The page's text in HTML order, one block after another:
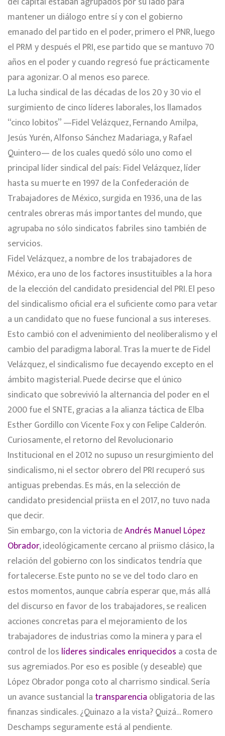
mantener un diálogo entre sí y con el gobierno
emanado del partido en el poder, primero el PNR, luego
el PRM y después el PRI, ese partido que se mantuvo 70
años en el poder y cuando regresó fue prácticamente
para agonizar. O al menos eso parece.
La lucha sindical de las décadas de los 20 y 30 vio el
surgimiento de cinco líderes laborales, los llamados
“cinco lobitos” —Fidel Velázquez, Fernando Amilpa,
Jesús Yurén, Alfonso Sánchez Madariaga, y Rafael
Quintero— de los cuales quedó sólo uno como el
principal líder sindical del país: Fidel Velázquez, líder
hasta su muerte en 1997 de la Confederación de
Trabajadores de México, surgida en 1936, una de las
centrales obreras más importantes del mundo, que
agrupaba no sólo sindicatos fabriles sino también de
servicios.
Fidel Velázquez, a nombre de los trabajadores de
México, era uno de los factores insustituibles a la hora
de la elección del candidato presidencial del PRI. El peso
del sindicalismo oficial era el suficiente como para vetar
a un candidato que no fuese funcional a sus intereses.
Esto cambió con el advenimiento del neoliberalismo y el
cambio del paradigma laboral. Tras la muerte de Fidel
Velázquez, el sindicalismo fue decayendo excepto en el
ámbito magisterial. Puede decirse que el único
sindicato que sobrevivió la alternancia del poder en el
2000 fue el SNTE, gracias a la alianza táctica de Elba
Esther Gordillo con Vicente Fox y con Felipe Calderón.
Curiosamente, el retorno del Revolucionario
Institucional en el 2012 no supuso un resurgimiento del
sindicalismo, ni el sector obrero del PRI recuperó sus
antiguas prebendas. Es más, en la selección de
candidato presidencial priista en el 2017, no tuvo nada
que decir.
Sin embargo, con la victoria deAndrés Manuel López
Obrador, ideológicamente cercano al priismo clásico, la
relación del gobierno con los sindicatos tendría que
fortalecerse. Este punto no se ve del todo claro en
estos momentos, aunque cabría esperar que, más allá
del discurso en favor de los trabajadores, se realicen
acciones concretas para el mejoramiento de los
trabajadores de industrias como la minera y para el
control de los líderes sindicales enriquecidos a costa de
sus agremiados. Por eso es posible (y deseable) que
López Obrador ponga coto al charrismo sindical. Sería
un avance sustancial la transparencia obligatoria de las
finanzas sindicales. ¿Quinazo a la vista? Quizá… Romero
Deschamps seguramente está al pendiente.